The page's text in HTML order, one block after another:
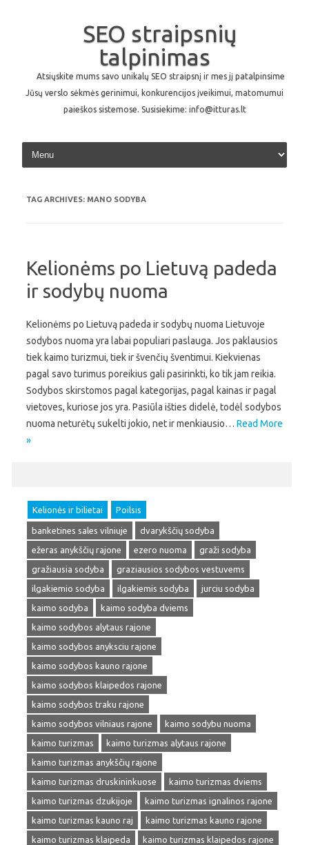
SEO straipsnių
talpinimas
Atsiųskite mums savo unikalų SEO straipsnį ir mes jį patalpinsime
Jūsų verslo sėkmės gerinimui, konkurencijos įveikimui, matomumui
paieškos sistemose. Susisiekime: info@itturas.lt
Skip to content
TAG ARCHIVES: MANO SODYBA
Kelionėms po Lietuvą padeda
ir sodybų nuoma
Kelionėms po Lietuvą padeda ir sodybų nuoma Lietuvoje
sodybos nuoma yra labai populiari paslauga. Jos paklausios
tiek kaimo turizmui, tiek ir švenčių šventimui. Kiekvienas
pagal savo turimus poreikius gali pasirinkti, ko tik jam reikia.
Sodybos skirstomos pagal kategorijas, pagal kainas ir pagal
vietoves, kuriose jos yra. Pasiūla išties didelė, todėl sodybos
nuoma neturėtų sukelti jokio, net ir menkiausio… Read More
»
Kelionės ir bilietai Poilsis
banketines sales vilniuje
dvarykščių sodyba
ežeras anykščių rajone
ezero nuoma
graži sodyba
gražiausia sodyba
graziausios sodybos vestuvems
ilgakiemio sodyba
ilgakiemis sodyba
jurciu sodyba
kaimo sodyba
kaimo sodyba dviems
kaimo sodybos alytaus rajone
kaimo sodybos anyksciu rajone
kaimo sodybos kauno rajone
kaimo sodybos klaipedos rajone
kaimo sodybos traku rajone
kaimo sodybos vilniaus rajone
kaimo sodybu nuoma
kaimo turizmas
kaimo turizmas alytaus rajone
kaimo turizmas anykščių rajone
kaimo turizmas druskininkuose
kaimo turizmas dviems
kaimo turizmas dzukijoje
kaimo turizmas ignalinos rajone
kaimo turizmas kauno raj
kaimo turizmas kauno rajone
kaimo turizmas klaipeda
kaimo turizmas klaipedos rajone